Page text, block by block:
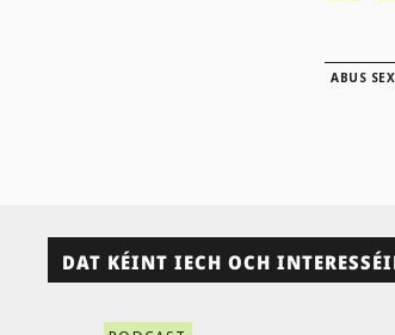
ABUS
DAT KÉINT IECH OCH